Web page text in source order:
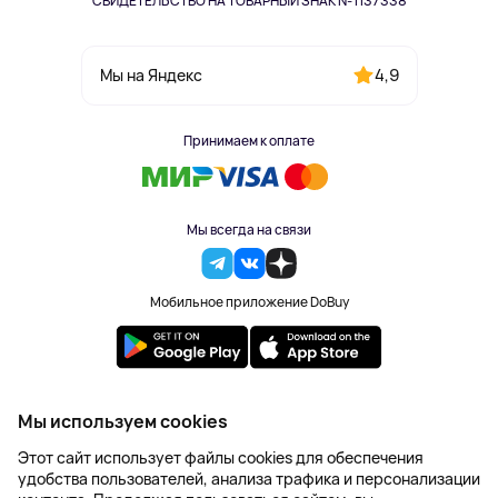
Мы на Яндекс 4,9
Принимаем к оплате
Мы всегда на связи
Мобильное приложение DoBuy
2023-2026 © DoBuy. Все права защищены
Правила обработки персональных данных
Пользовательское соглашение
Оферта
Мы используем cookies
Этот сайт использует файлы cookies для обеспечения
удобства пользователей, анализа трафика и персонализации